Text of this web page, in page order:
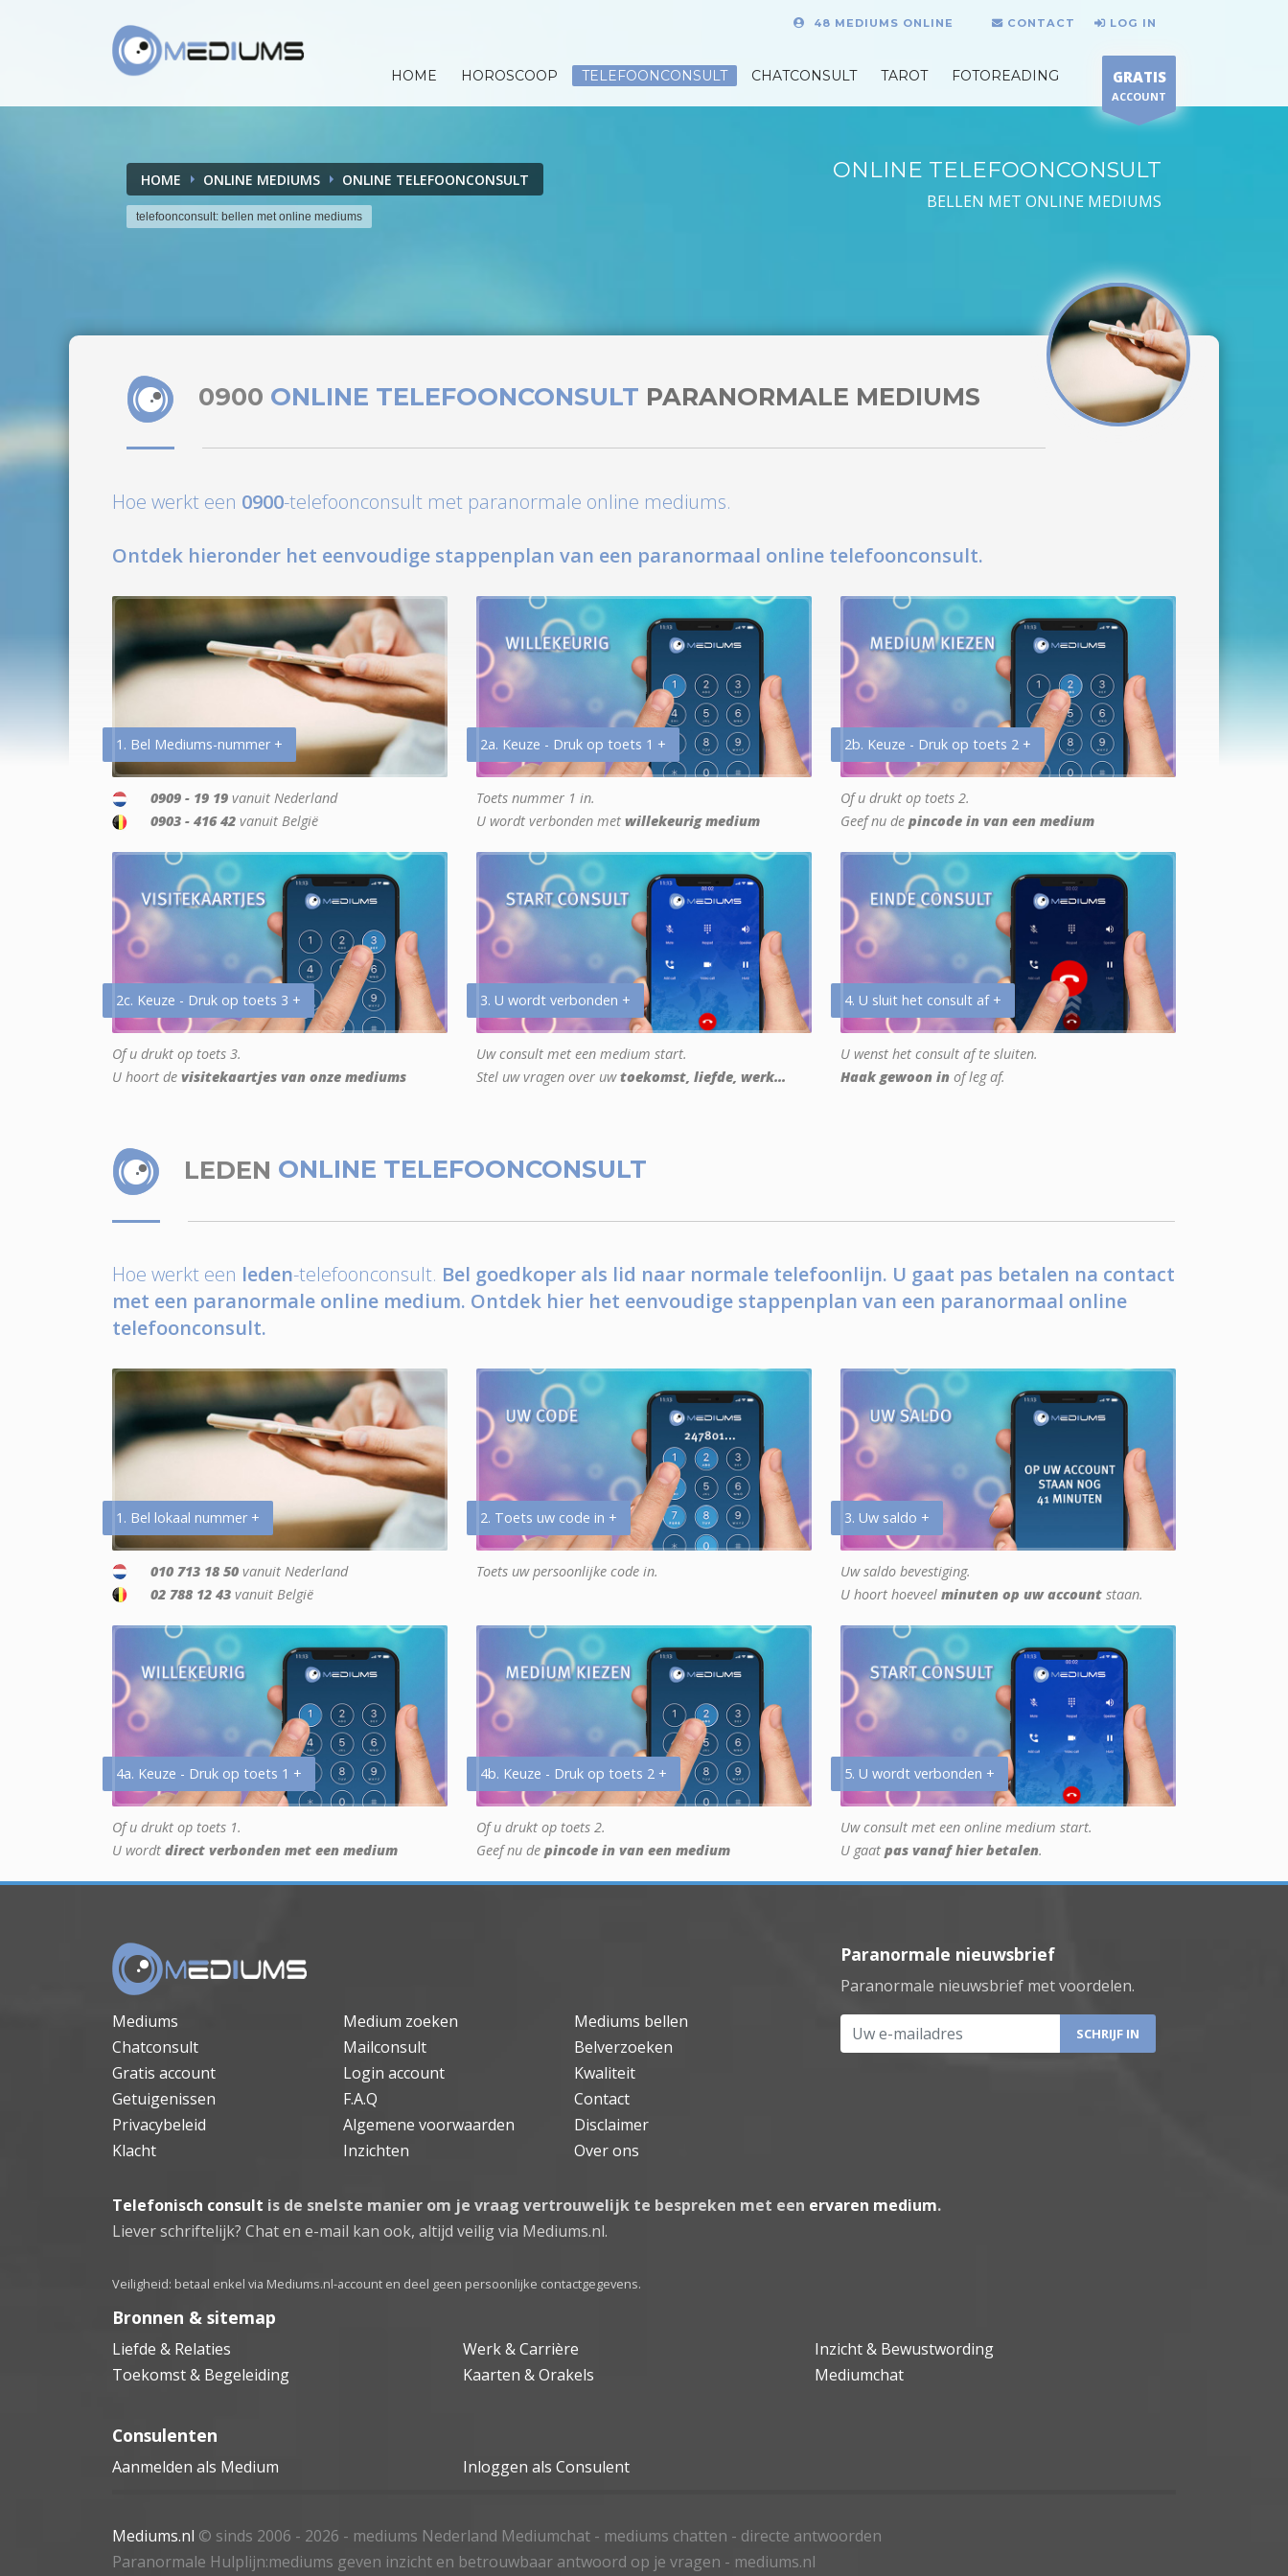
48 MEDIUMS ONLINE CONTACT LOG IN
HOME HOROSCOOP TELEFOONCONSULT CHATCONSULT TAROT FOTOREADING GRATIS
ACCOUNT
HOME ONLINE MEDIUMS ONLINE TELEFOONCONSULT
telefoonconsult: bellen met online mediums
ONLINE TELEFOONCONSULT
BELLEN MET ONLINE MEDIUMS
0900 ONLINE TELEFOONCONSULT PARANORMALE MEDIUMS
Hoe werkt een 0900-telefoonconsult met paranormale online mediums.
Ontdek hieronder het eenvoudige stappenplan van een paranormaal online telefoonconsult.
1. Bel Mediums-nummer +
0909 - 19 19 vanuit Nederland
0903 - 416 42 vanuit België
2a. Keuze - Druk op toets 1 +
Toets nummer 1 in.
U wordt verbonden met willekeurig medium
2b. Keuze - Druk op toets 2 +
Of u drukt op toets 2.
Geef nu de pincode in van een medium
2c. Keuze - Druk op toets 3 +
Of u drukt op toets 3.
U hoort de visitekaartjes van onze mediums
3. U wordt verbonden +
Uw consult met een medium start.
Stel uw vragen over uwtoekomst, liefde, werk...
4. U sluit het consult af +
U wenst het consult af te sluiten.
Haak gewoon in of leg af.
LEDEN ONLINE TELEFOONCONSULT
Hoe werkt een leden-telefoonconsult. Bel goedkoper als lid naar normale telefoonlijn. U gaat pas betalen na contact
met een paranormale online medium. Ontdek hier het eenvoudige stappenplan van een paranormaal online
telefoonconsult.
1. Bel lokaal nummer +
010 713 18 50 vanuit Nederland
02 788 12 43 vanuit België
2. Toets uw code in +
Toets uw persoonlijke code in.
3. Uw saldo +
Uw saldo bevestiging.
U hoort hoeveel minuten op uw account staan.
4a. Keuze - Druk op toets 1 +
Of u drukt op toets 1.
U wordt direct verbonden met een medium
4b. Keuze - Druk op toets 2 +
Of u drukt op toets 2.
Geef nu de pincode in van een medium
5. U wordt verbonden +
Uw consult met een online medium start.
U gaat pas vanaf hier betalen.
Mediums Medium zoeken
Mediums bellen
Chatconsult
Mailconsult
Belverzoeken
Gratis account
Login account
Kwaliteit
Getuigenissen
F.A.Q
Contact
Privacybeleid
Algemene voorwaarden
Disclaimer
Klacht
Inzichten Over ons
Paranormale nieuwsbrief
Paranormale nieuwsbrief met voordelen.
Uw e-mailadres
Telefonisch consult is de snelste manier om je vraag vertrouwelijk te bespreken met een ervaren medium.
Liever schriftelijk? Chat en e-mail kan ook, altijd veilig via Mediums.nl.
Veiligheid: betaal enkel via Mediums.nl-account en deel geen persoonlijke contactgegevens.
Bronnen & sitemap
Liefde & Relaties Werk & Carrière
Inzicht & Bewustwording
Toekomst & Begeleiding
Kaarten & Orakels Mediumchat
Consulenten
Aanmelden als Medium Inloggen als Consulent
Mediums.nl © sinds 2006 - 2026 - mediums Nederland Mediumchat - mediums chatten - directe antwoorden
Paranormale Hulplijn:mediums geven inzicht en betrouwbaar antwoord op je vragen - mediums.nl